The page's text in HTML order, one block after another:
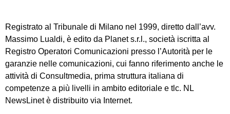
Registrato al Tribunale di Milano nel 1999, diretto dall’avv.
Massimo Lualdi, è edito da Planet s.r.l., società iscritta al
Registro Operatori Comunicazioni presso l’Autorità per le
garanzie nelle comunicazioni, cui fanno riferimento anche le
attività di Consultmedia, prima struttura italiana di
competenze a più livelli in ambito editoriale e tlc. NL
NewsLinet è distribuito via Internet.